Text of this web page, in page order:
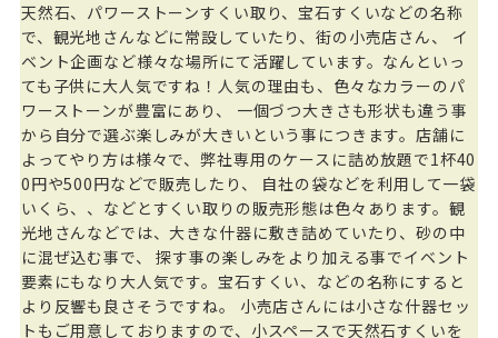
天然石、パワーストーンすくい取り、宝石すくいなどの名称
で、観光地さんなどに常設していたり、街の小売店さん、 イ
ベント企画など様々な場所にて活躍しています。なんといっ
ても子供に大人気ですね！人気の理由も、色々なカラーのパ
ワーストーンが豊富にあり、 一個づつ大きさも形状も違う事
から自分で選ぶ楽しみが大きいという事につきます。店舗に
よってやり方は様々で、弊社専用のケースに詰め放題で1杯40
0円や500円などで販売したり、 自社の袋などを利用して一袋
いくら、、などとすくい取りの販売形態は色々あります。観
光地さんなどでは、大きな什器に敷き詰めていたり、砂の中
に混ぜ込む事で、 探す事の楽しみをより加える事でイベント
要素にもなり大人気です。宝石すくい、などの名称にすると
より反響も良さそうですね。 小売店さんには小さな什器セッ
トもご用意しておりますので、小スペースで天然石すくいを